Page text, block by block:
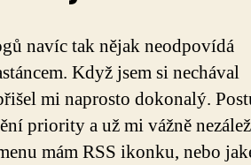
navíc tak nějak neodpovídá
Když jsem si nechával
mi naprosto dokonalý.
priority a už mi vážně
mám RSS ikonku, nebo